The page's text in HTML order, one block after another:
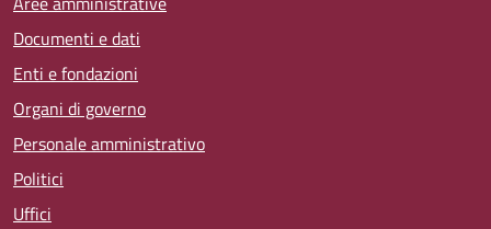
Documenti e dati
Enti e fondazioni
Organi di governo
Personale amministrativo
Politici
Uffici